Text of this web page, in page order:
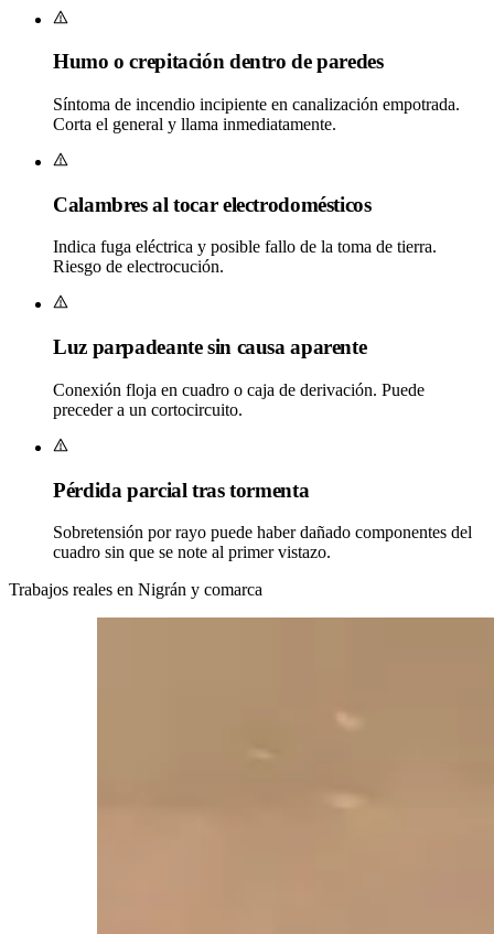
Humo o crepitación dentro de paredes
Síntoma de incendio incipiente en canalización empotrada.
Corta el general y llama inmediatamente.
Calambres al tocar electrodomésticos
Indica fuga eléctrica y posible fallo de la toma de tierra.
Riesgo de electrocución.
Luz parpadeante sin causa aparente
Conexión floja en cuadro o caja de derivación. Puede
preceder a un cortocircuito.
Pérdida parcial tras tormenta
Sobretensión por rayo puede haber dañado componentes del
cuadro sin que se note al primer vistazo.
Trabajos reales en Nigrán y comarca